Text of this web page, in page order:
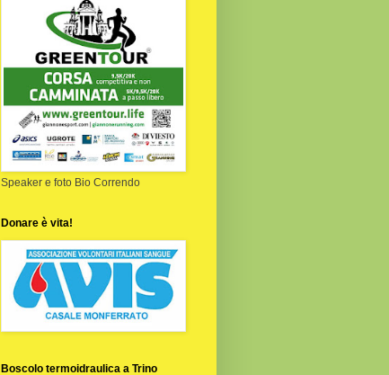
Speaker e foto Bio Correndo
Donare è vita!
Boscolo termoidraulica a Trino